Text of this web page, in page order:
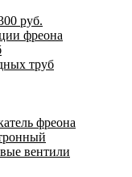
руб.
фреона
труб
фреона
вентили